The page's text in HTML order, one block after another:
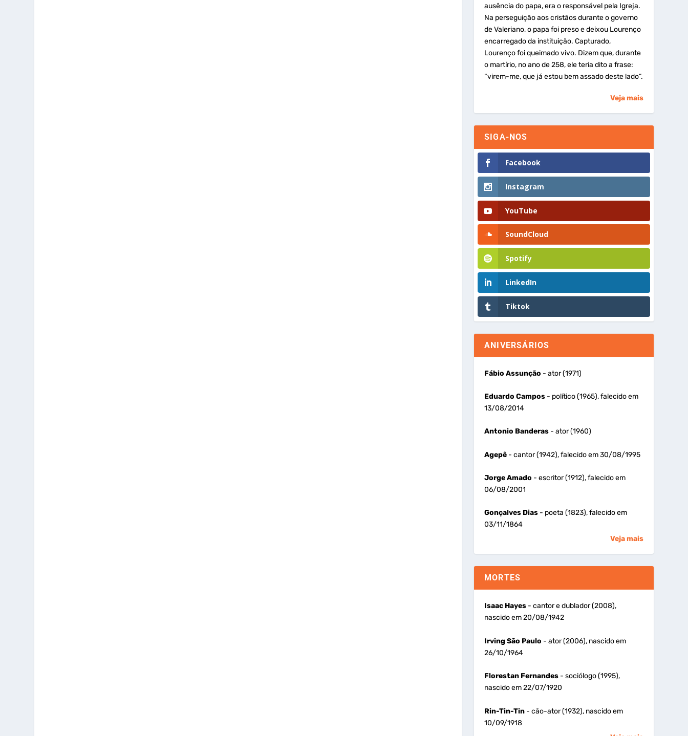
ausência do papa, era o responsável pela Igreja.
Na perseguição aos cristãos durante o governo
de Valeriano, o papa foi preso e deixou Lourenço
encarregado da instituição. Capturado,
Lourenço foi queimado vivo. Dizem que, durante
o martírio, no ano de 258, ele teria dito a frase:
“virem-me, que já estou bem assado deste lado”.
Veja mais
SIGA-NOS
Facebook
Instagram
YouTube
SoundCloud
Spotify
LinkedIn
Tiktok
ANIVERSÁRIOS
Fábio Assunção - ator (1971)
Eduardo Campos- político (1965), falecido em
13/08/2014
Antonio Banderas- ator (1960)
Agepê- cantor (1942), falecido em 30/08/1995
Jorge Amado - escritor (1912), falecido em
06/08/2001
Gonçalves Dias- poeta (1823), falecido em
03/11/1864
Veja mais
MORTES
Isaac Hayes- cantor e dublador (2008),
nascido em 20/08/1942
Irving São Paulo - ator (2006), nascido em
26/10/1964
Florestan Fernandes- sociólogo (1995),
nascido em 22/07/1920
Rin-Tin-Tin- cão-ator (1932), nascido em
10/09/1918